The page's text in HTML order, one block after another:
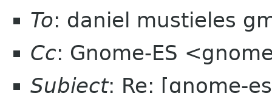
To: daniel mustieles
Cc: Gnome-ES
Subject: Re: [gnome-